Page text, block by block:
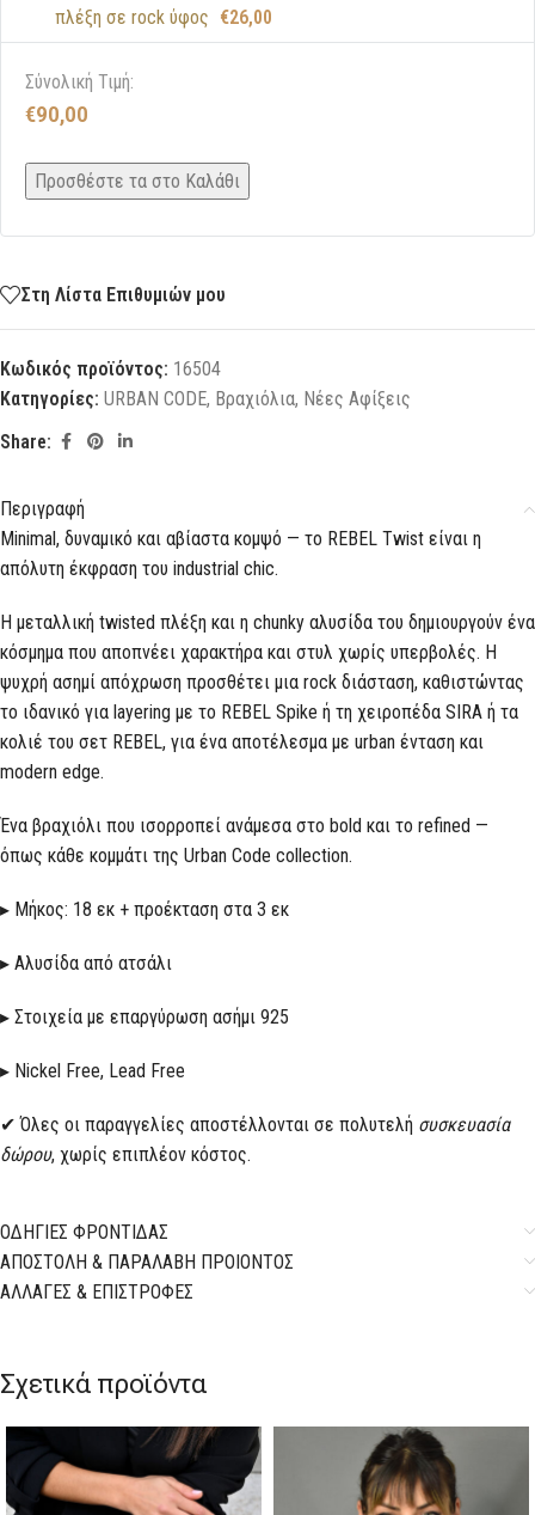
πλέξη σε rock ύφος €26,00
Σύνολική Τιμή:
€90,00
Προσθέστε τα στο Καλάθι
Στη Λίστα Επιθυμιών μου
Κωδικός προϊόντος: 16504
Κατηγορίες: URBAN CODE, Βραχιόλια, Νέες Αφίξεις
Share:
Περιγραφή
Minimal, δυναμικό και αβίαστα κομψό — το REBEL Twist είναι η
απόλυτη έκφραση του industrial chic.
Η μεταλλική twisted πλέξη και η chunky αλυσίδα του δημιουργούν ένα
κόσμημα που αποπνέει χαρακτήρα και στυλ χωρίς υπερβολές. Η
ψυχρή ασημί απόχρωση προσθέτει μια rock διάσταση, καθιστώντας
το ιδανικό για layering με το REBEL Spike ή τη χειροπέδα SIRA ή τα
κολιέ του σετ REBEL, για ένα αποτέλεσμα με urban ένταση και
modern edge.
Ένα βραχιόλι που ισορροπεί ανάμεσα στο bold και το refined —
όπως κάθε κομμάτι της Urban Code collection.
▸ Μήκος: 18 εκ + προέκταση στα 3 εκ
▸ Αλυσίδα από ατσάλι
▸ Στοιχεία με επαργύρωση ασήμι 925
▸ Nickel Free, Lead Free
✔ Όλες οι παραγγελίες αποστέλλονται σε πολυτελή συσκευασία
δώρου, χωρίς επιπλέον κόστος.
ΟΔΗΓΙΕΣ ΦΡΟΝΤΙΔΑΣ
ΑΠΟΣΤΟΛΗ & ΠΑΡΑΛΑΒΗ ΠΡΟΙΟΝΤΟΣ
ΑΛΛΑΓΕΣ & ΕΠΙΣΤΡΟΦΕΣ
Σχετικά προϊόντα